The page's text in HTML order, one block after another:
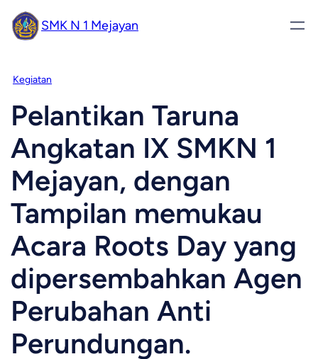
SMK N 1 Mejayan
Kegiatan
Pelantikan Taruna
Angkatan IX SMKN 1
Mejayan, dengan
Tampilan memukau
Acara Roots Day yang
dipersembahkan Agen
Perubahan Anti
Perundungan.